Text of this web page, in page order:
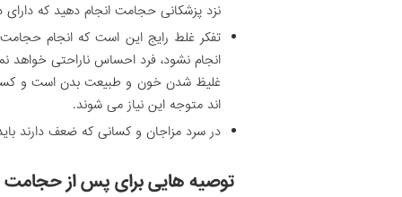
نزد پزشکانی حجامت انجام دهید که
تفکر غلط رایج این است که انجام
انجام نشود، فرد احساس ناراحتی خواهد
غلیظ شدن خون و طبیعت بدن است و
اند متوجه این نیاز می شوند.
در سرد مزاجان و کسانی که ضعف دارند
توصیه هایی برای پس از حجامت